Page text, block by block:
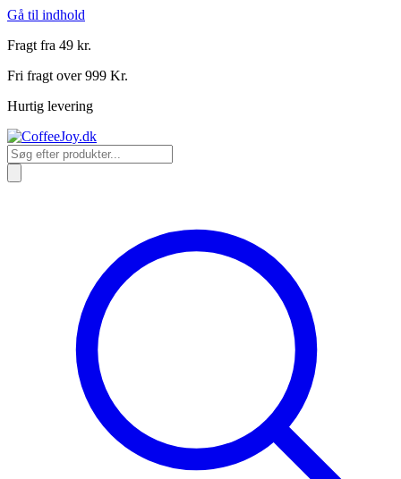
Gå til indhold
Fragt fra 49 kr.
Fri fragt over 999 Kr.
Hurtig levering
Products
search